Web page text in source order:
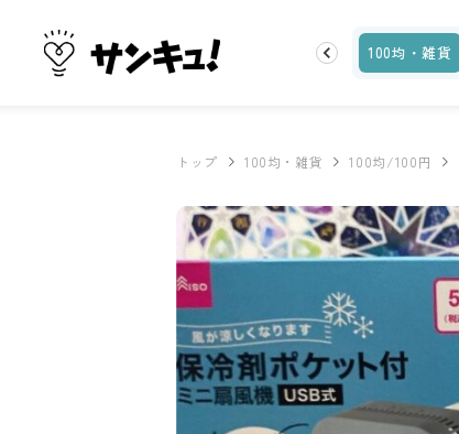
家事テク 収納・片付け ビューティ 100均・雑貨
トップ 100均・雑貨 100均/100円